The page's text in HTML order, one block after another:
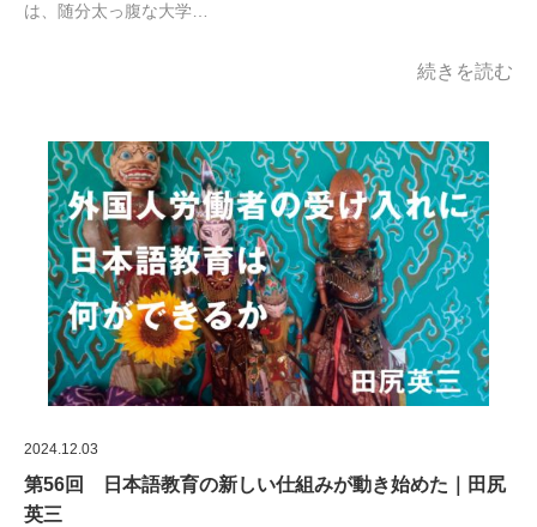
は、随分太っ腹な大学…
続きを読む
2024.12.03
第56回 日本語教育の新しい仕組みが動き始めた｜田尻
英三